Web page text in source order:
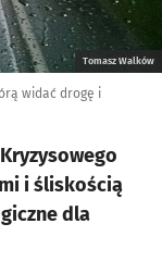
Tomasz Walków
widać drogę i
i śliskością
dla